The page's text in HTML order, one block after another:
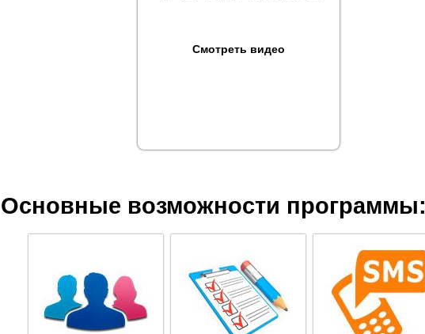
Смотреть видео
Основные возможности программы: